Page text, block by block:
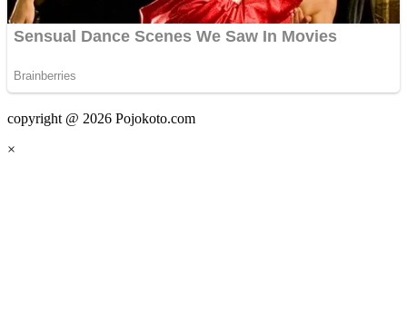
copyright @ 2026 Pojokoto.com
×